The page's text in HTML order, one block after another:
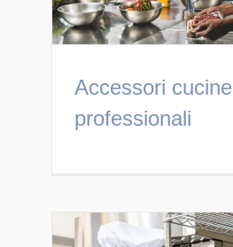
Accessori cucine
professionali